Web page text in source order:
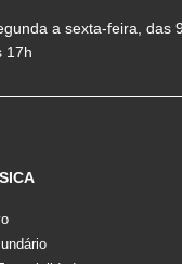
a sexta-feira, das
17h